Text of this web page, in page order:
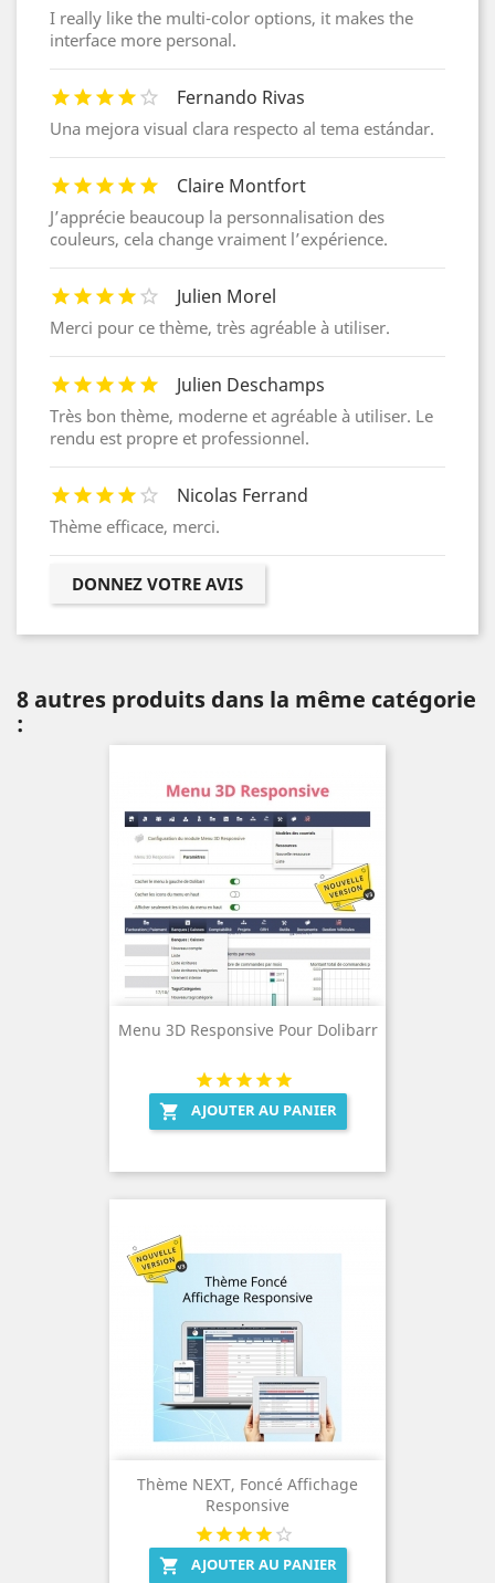
I really like the multi-color options, it makes the
interface more personal.
Fernando Rivas
Una mejora visual clara respecto al tema estándar.
Claire Montfort
J’apprécie beaucoup la personnalisation des
couleurs, cela change vraiment l’expérience.
Julien Morel
Merci pour ce thème, très agréable à utiliser.
Julien Deschamps
Très bon thème, moderne et agréable à utiliser. Le
rendu est propre et professionnel.
Nicolas Ferrand
Thème efficace, merci.
DONNEZ VOTRE AVIS
8 autres produits dans la même catégorie
:
Menu 3D Responsive Pour Dolibarr
 AJOUTER AU PANIER
Thème NEXT, Foncé Affichage
Responsive
 AJOUTER AU PANIER